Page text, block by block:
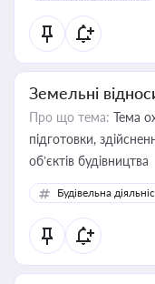
Земельні
Про що тема: Тема
підготовки,
об’єктів будівництва
Будівельна